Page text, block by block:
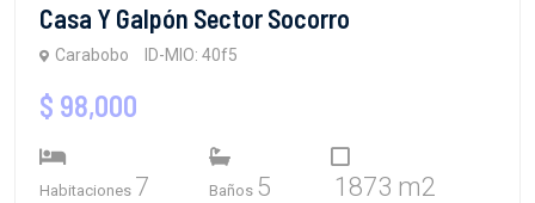
Casa Y Galpón Sector Socorro
Carabobo ID-MIO: 40f5
$ 98,000
Habitaciones 7 Baños 5 1873 m2